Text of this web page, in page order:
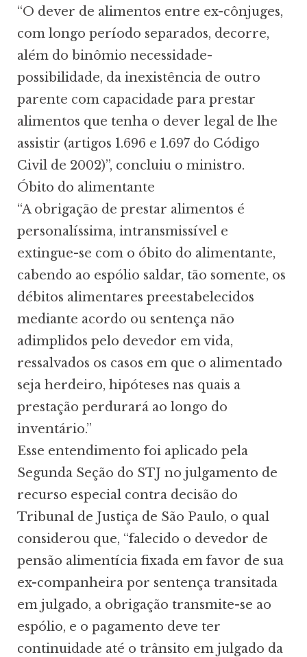
“O dever de alimentos entre ex-cônjuges,
com longo período separados, decorre,
além do binômio necessidade-
possibilidade, da inexistência de outro
parente com capacidade para prestar
alimentos que tenha o dever legal de lhe
assistir (artigos 1.696 e 1.697 do Código
Civil de 2002)”, concluiu o ministro.
Óbito do alimentante
“A obrigação de prestar alimentos é
personalíssima, intransmissível e
extingue-se com o óbito do alimentante,
cabendo ao espólio saldar, tão somente, os
débitos alimentares preestabelecidos
mediante acordo ou sentença não
adimplidos pelo devedor em vida,
ressalvados os casos em que o alimentado
seja herdeiro, hipóteses nas quais a
prestação perdurará ao longo do
inventário.”
Esse entendimento foi aplicado pela
Segunda Seção do STJ no julgamento de
recurso especial contra decisão do
Tribunal de Justiça de São Paulo, o qual
considerou que, “falecido o devedor de
pensão alimentícia fixada em favor de sua
ex-companheira por sentença transitada
em julgado, a obrigação transmite-se ao
espólio, e o pagamento deve ter
continuidade até o trânsito em julgado da